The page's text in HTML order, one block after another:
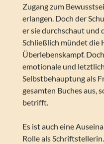
Zugang zum
erlangen. Doch der
er sie durchschaut und
Schließlich mündet die
Überlebenskampf.
emotionale und
Selbstbehauptung als
gesamten Buches aus,
betrifft.
Es ist auch eine
Rolle als